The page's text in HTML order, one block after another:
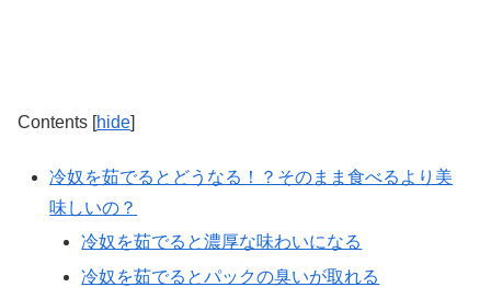
Contents [hide]
冷奴を茹でるとどうなる！？そのまま食べるより美
味しいの？
冷奴を茹でると濃厚な味わいになる
冷奴を茹でるとパックの臭いが取れる